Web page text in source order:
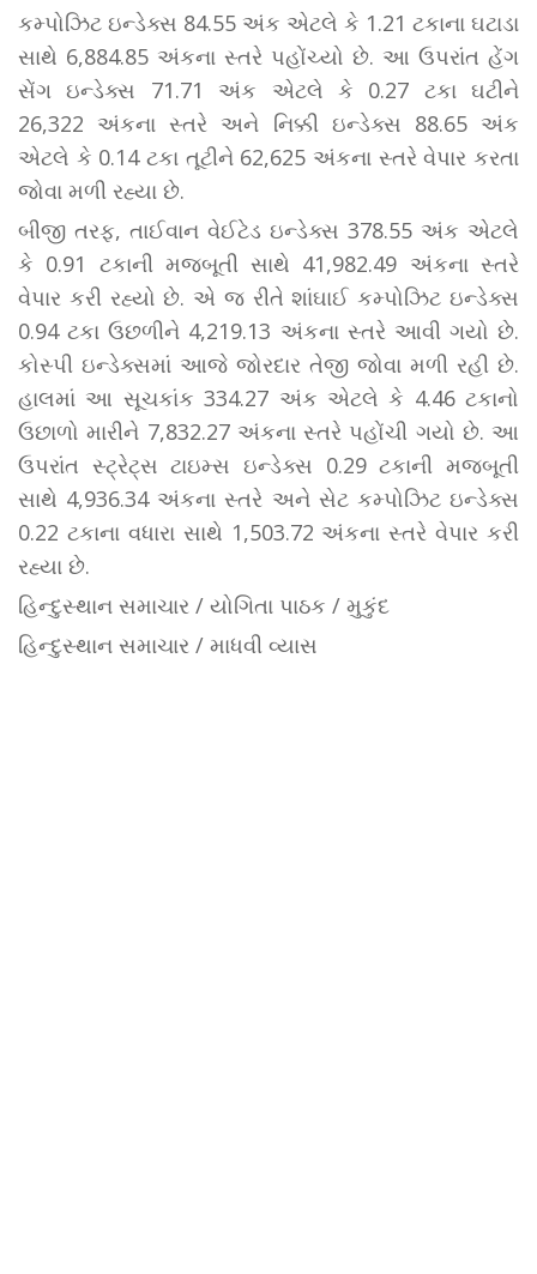
કમ્પોઝિટ ઇન્ડેક્સ 84.55 અંક એટલે કે 1.21 ટકાના ઘટાડા
સાથે 6,884.85 અંકના સ્તરે પહોંચ્યો છે. આ ઉપરાંત હેંગ
સેંગ ઇન્ડેક્સ 71.71 અંક એટલે કે 0.27 ટકા ઘટીને
26,322 અંકના સ્તરે અને નિક્કી ઇન્ડેક્સ 88.65 અંક
એટલે કે 0.14 ટકા તૂટીને 62,625 અંકના સ્તરે વેપાર કરતા
જોવા મળી રહ્યા છે.
બીજી તરફ, તાઈવાન વેઈટેડ ઇન્ડેક્સ 378.55 અંક એટલે
કે 0.91 ટકાની મજબૂતી સાથે 41,982.49 અંકના સ્તરે
વેપાર કરી રહ્યો છે. એ જ રીતે શાંઘાઈ કમ્પોઝિટ ઇન્ડેક્સ
0.94 ટકા ઉછળીને 4,219.13 અંકના સ્તરે આવી ગયો છે.
કોસ્પી ઇન્ડેક્સમાં આજે જોરદાર તેજી જોવા મળી રહી છે.
હાલમાં આ સૂચકાંક 334.27 અંક એટલે કે 4.46 ટકાનો
ઉછાળો મારીને 7,832.27 અંકના સ્તરે પહોંચી ગયો છે. આ
ઉપરાંત સ્ટ્રેટ્સ ટાઇમ્સ ઇન્ડેક્સ 0.29 ટકાની મજબૂતી
સાથે 4,936.34 અંકના સ્તરે અને સેટ કમ્પોઝિટ ઇન્ડેક્સ
0.22 ટકાના વધારા સાથે 1,503.72 અંકના સ્તરે વેપાર કરી
રહ્યા છે.
હિન્દુસ્થાન સમાચાર / યોગિતા પાઠક / મુકુંદ
હિન્દુસ્થાન સમાચાર / માધવી વ્યાસ